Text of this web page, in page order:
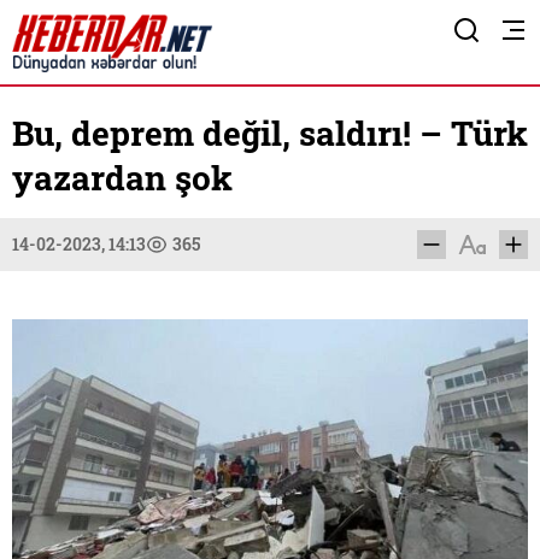
Bu, deprem değil, saldırı! – Türk
yazardan şok
14-02-2023, 14:13 365